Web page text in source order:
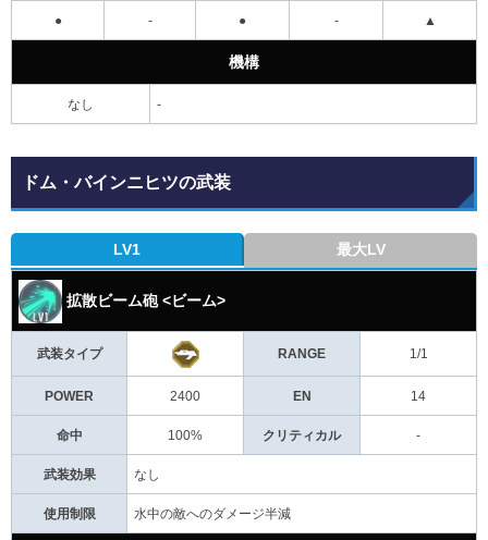
● - ● - ▲
機構
なし -
ドム・バインニヒツの武装
LV1 最大LV
拡散ビーム砲 <ビーム>
武装タイプ RANGE 1/1
POWER 2400 EN 14
命中 100% クリティカル -
武装効果 なし
使用制限 水中の敵へのダメージ半減